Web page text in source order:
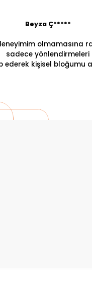
Beyza Ç*****
olmamasına
sadece yönlendirmeleri
ederek kişisel bloğumu